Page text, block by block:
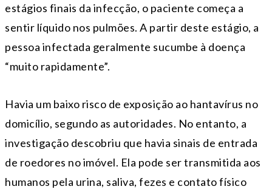
estágios finais da infecção, o paciente começa a
sentir líquido nos pulmões. A partir deste estágio, a
pessoa infectada geralmente sucumbe à doença
“muito rapidamente”.
Havia um baixo risco de exposição ao hantavírus no
domicílio, segundo as autoridades. No entanto, a
investigação descobriu que havia sinais de entrada
de roedores no imóvel. Ela pode ser transmitida aos
humanos pela urina, saliva, fezes e contato físico